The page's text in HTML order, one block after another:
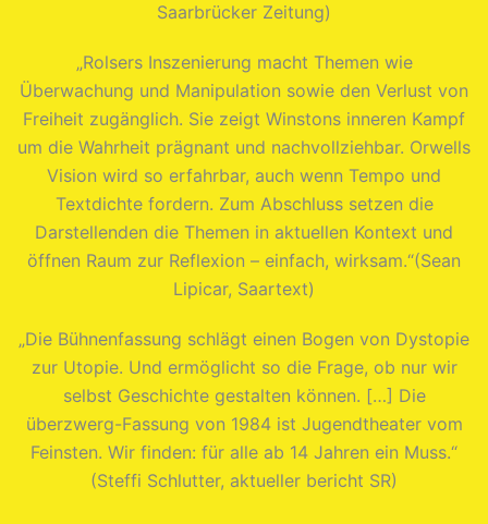
Saarbrücker Zeitung)
„Rolsers Inszenierung macht Themen wie
Überwachung und Manipulation sowie den Verlust von
Freiheit zugänglich. Sie zeigt Winstons inneren Kampf
um die Wahrheit prägnant und nachvollziehbar. Orwells
Vision wird so erfahrbar, auch wenn Tempo und
Textdichte fordern. Zum Abschluss setzen die
Darstellenden die Themen in aktuellen Kontext und
öffnen Raum zur Reflexion – einfach, wirksam.“(Sean
Lipicar, Saartext)
„Die Bühnenfassung schlägt einen Bogen von Dystopie
zur Utopie. Und ermöglicht so die Frage, ob nur wir
selbst Geschichte gestalten können. […] Die
überzwerg-Fassung von 1984 ist Jugendtheater vom
Feinsten. Wir finden: für alle ab 14 Jahren ein Muss.“
(Steffi Schlutter, aktueller bericht SR)